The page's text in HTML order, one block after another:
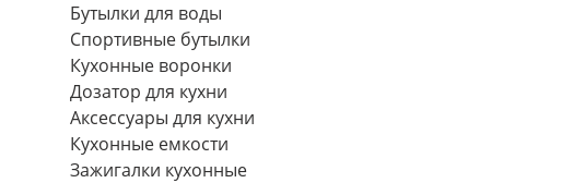
Бутылки для воды
Спортивные бутылки
Кухонные воронки
Дозатор для кухни
Аксессуары для кухни
Кухонные емкости
Зажигалки кухонные